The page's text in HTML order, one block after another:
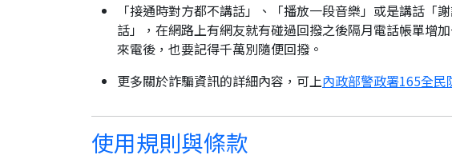
「接通時對方都不講話」、「播放一段音樂」或是講話
話」，在網路上有網友就有碰過回撥之後隔月電話帳單增
來電後，也要記得千萬別隨便回撥。
更多關於詐騙資訊的詳細內容，可上內政部警政署165全民
使用規則與條款